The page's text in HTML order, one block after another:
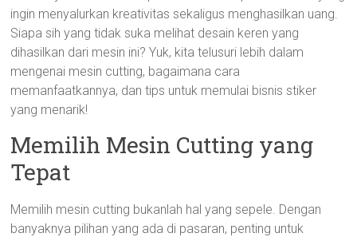
ingin menyalurkan kreativitas sekaligus menghasilkan uang.
Siapa sih yang tidak suka melihat desain keren yang
dihasilkan dari mesin ini? Yuk, kita telusuri lebih dalam
mengenai mesin cutting, bagaimana cara
memanfaatkannya, dan tips untuk memulai bisnis stiker
yang menarik!
Memilih Mesin Cutting yang
Tepat
Memilih mesin cutting bukanlah hal yang sepele. Dengan
banyaknya pilihan yang ada di pasaran, penting untuk